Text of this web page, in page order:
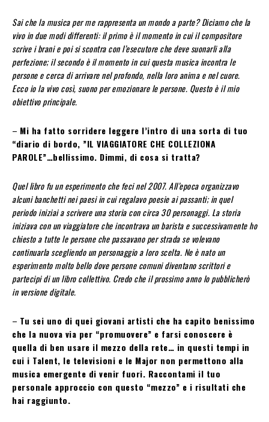
Sai che la musica per me rappresenta un mondo a parte? Diciamo che la
vivo in due modi differenti: il primo è il momento in cui il compositore
scrive i brani e poi si scontra con l’esecutore che deve suonarli alla
perfezione; il secondo è il momento in cui questa musica incontra le
persone e cerca di arrivare nel profondo, nella loro anima e nel cuore.
Ecco io la vivo così, suono per emozionare le persone. Questo è il mio
obiettivo principale.
– Mi ha fatto sorridere leggere l’intro di una sorta di tuo
“diario di bordo, ”IL VIAGGIATORE CHE COLLEZIONA
PAROLE”…bellissimo. Dimmi, di cosa si tratta?
Quel libro fu un esperimento che feci nel 2007. All’epoca organizzavo
alcuni banchetti nei paesi in cui regalavo poesie ai passanti; in quel
periodo iniziai a scrivere una storia con circa 30 personaggi. La storia
iniziava con un viaggiatore che incontrava un barista e successivamente ho
chiesto a tutte le persone che passavano per strada se volevano
continuarla scegliendo un personaggio a loro scelta. Ne è nato un
esperimento molto bello dove persone comuni diventano scrittori e
partecipi di un libro collettivo. Credo che il prossimo anno lo pubblicherò
in versione digitale.
– Tu sei uno di quei giovani artisti che ha capito benissimo
che la nuova via per “promuovere” e farsi conoscere è
quella di ben usare il mezzo della rete… in questi tempi in
cui i Talent, le televisioni e le Major non permettono alla
musica emergente di venir fuori. Raccontami il tuo
personale approccio con questo “mezzo” e i risultati che
hai raggiunto.